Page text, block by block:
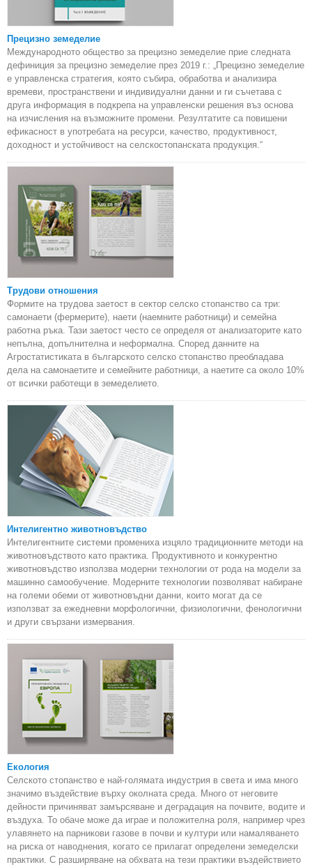
Прецизно земеделие
Международното общество за прецизно земеделие прие следната
дефиниция за прецизно земеделие през 2019 г.: „Прецизно земеделие
е управленска стратегия, която събира, обработва и анализира
времеви, пространствени и индивидуални данни и ги съчетава с
друга информация в подкрепа на управленски решения въз основа
на изчисления на възможните промени. Резултатите са повишени
ефикасност в употребата на ресурси, качество, продуктивност,
доходност и устойчивост на селскостопанската продукция.“
Трудови отношения
Формите на трудова заетост в сектор селско стопанство са три:
самонаети (фермерите), наети (наемните работници) и семейна
работна ръка. Тази заетост често се определя от анализаторите като
непълна, допълнителна и неформална. Според данните на
Агростатистиката в българското селско стопанство преобладава
дела на самонаетите и семейните работници, а наетите са около 10%
от всички работещи в земеделието.
Интелигентно животновъдство
Интелигентните системи промениха изцяло традиционните методи на
животновъдството като практика. Продуктивното и конкурентно
животновъдство използва модерни технологии от рода на модели за
машинно самообучение. Модерните технологии позволяват набиране
на големи обеми от животновъдни данни, които могат да се
използват за ежедневни морфологични, физиологични, фенологични
и други свързани измервания.
Екология
Селското стопанство е най-голямата индустрия в света и има много
значимо въздействие върху околната среда. Много от неговите
дейности причиняват замърсяване и деградация на почвите, водите и
въздуха. То обаче може да играе и положителна роля, например чрез
улавянето на парникови газове в почви и култури или намаляването
на риска от наводнения, когато се прилагат определени земеделски
практики. С разширяване на обхвата на тези практики въздействието